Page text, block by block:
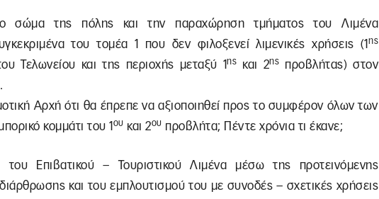
σώμα της πόλης και την παραχώρηση τμήματος του Λιμένα
του τομέα 1 που δεν φιλοξενεί λιμενικές χρήσεις (1 ης
Τελωνείου και της περιοχής μεταξύ 1ης και 2ης
προβλήτας) στον
Αρχή ότι θα έπρεπε να αξιοποιηθεί προς το συμφέρον όλων των
κομμάτι του 1 ου και 2ου προβλήτα; Πέντε χρόνια τι έκανε;
Επιβατικού – Τουριστικού Λιμένα μέσω της προτεινόμενης
και του εμπλουτισμού του με συνοδές – σχετικές χρήσεις